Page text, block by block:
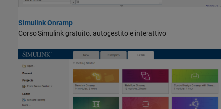
Simulink Onramp
Corso Simulink gratuito, autogestito e interattivo